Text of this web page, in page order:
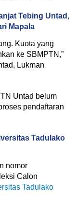
Tebing Untad,
Mapala
Kuota yang
ke SBMPTN,”
Lukman
Untad belum
pendaftaran
Tadulako
nomor
Calon
Tadulako